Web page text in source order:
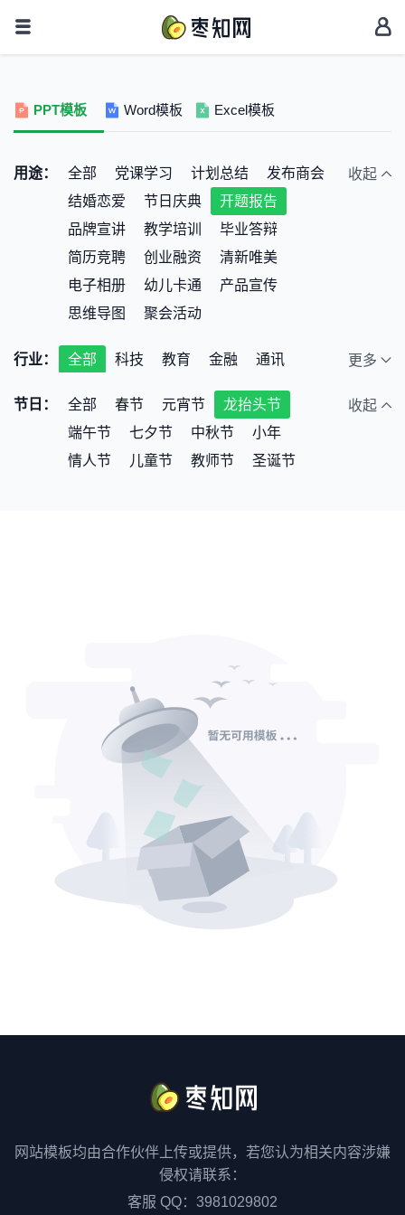
PPT模板 Word模板 Excel模板
用途： 全部 党课学习 计划总结
发布商会
结婚恋爱
节日庆典
开题报告
品牌宣讲
教学培训
毕业答辩
简历竞聘
创业融资
清新唯美
电子相册
幼儿卡通
产品宣传
思维导图
聚会活动
收起
行业： 全部 科技 教育 金融
通讯
房地产
医药医疗
影视传媒
公益宣传
室内装修
绿色环保
体育运动
银行证券
保险理赔 财务会计
更多
节日： 全部 春节 元宵节
龙抬头节
端午节
七夕节 中秋节
小年
情人节
儿童节 教师节 圣诞节
收起
网站模板均由合作伙伴上传或提供，若您认为相关内容涉嫌
侵权请联系：
客服 QQ：3981029802